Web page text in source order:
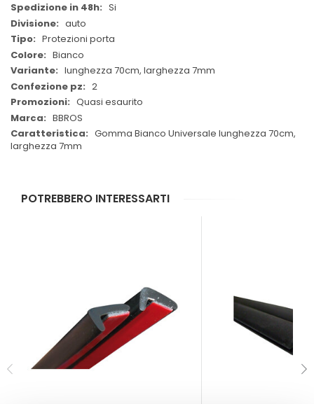
Si
auto
Protezioni porta
Bianco
lunghezza 70cm, larghezza 7mm
2
Quasi esaurito
BBROS
Gomma Bianco Universale lunghezza 70cm,
larghezza 7mm
POTREBBERO INTERESSARTI